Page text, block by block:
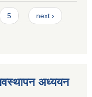
5 next ›
अध्ययन